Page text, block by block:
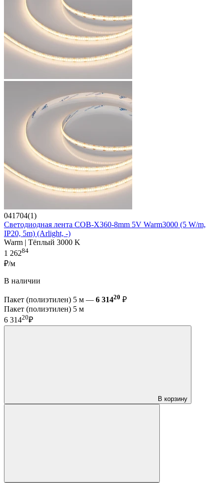
041704(1)
Светодиодная лента COB-X360-8mm 5V Warm3000 (5 W/m,
IP20, 5m) (Arlight, -)
Warm | Тёплый 3000 K
1 26284
₽/м
В наличии
Пакет (полиэтилен) 5 м — 6 31420 ₽
Пакет (полиэтилен) 5 м
6 31420₽
В корзину